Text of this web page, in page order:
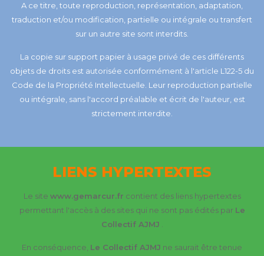
A ce titre, toute reproduction, représentation, adaptation,
traduction et/ou modification, partielle ou intégrale ou transfert
sur un autre site sont interdits.
La copie sur support papier à usage privé de ces différents
objets de droits est autorisée conformément à l'article L122-5 du
Code de la Propriété Intellectuelle. Leur reproduction partielle
ou intégrale, sans l'accord préalable et écrit de l'auteur, est
strictement interdite.
LIENS HYPERTEXTES
Le site www.gemarcur.fr contient des liens hypertextes
permettant l'accès à des sites qui ne sont pas édités par Le
Collectif AJMJ
En conséquence, Le Collectif AJMJ ne saurait être tenue